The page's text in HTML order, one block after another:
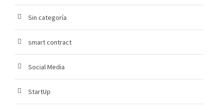
Sin categoría
smart contract
Social Media
StartUp